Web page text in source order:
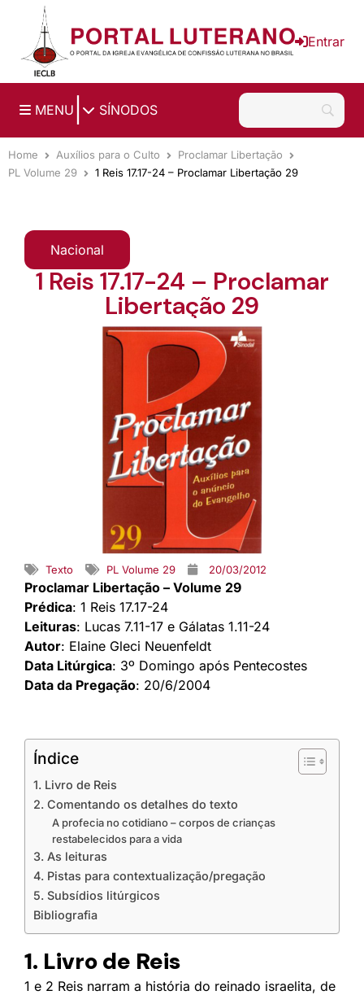
Ir para o conteúdo principal
Entrar
MENU SÍNODOS
Home Auxílios para o Culto
Proclamar Libertação
PL Volume 29
1 Reis 17.17-24 – Proclamar Libertação 29
Nacional
1 Reis 17.17-24 – Proclamar
Libertação 29
Texto PL Volume 29 20/03/2012
Proclamar Libertação – Volume 29
Prédica: 1 Reis 17.17-24
Leituras: Lucas 7.11-17 e Gálatas 1.11-24
Autor: Elaine Gleci Neuenfeldt
Data Litúrgica: 3º Domingo após Pentecostes
Data da Pregação: 20/6/2004
Índice
1. Livro de Reis
2. Comentando os detalhes do texto
A profecia no cotidiano – corpos de crianças
restabelecidos para a vida
3. As leituras
4. Pistas para contextualização/pregação
5. Subsídios litúrgicos
Bibliografia
1. Livro de Reis
1 e 2 Reis narram a história do reinado israelita, de